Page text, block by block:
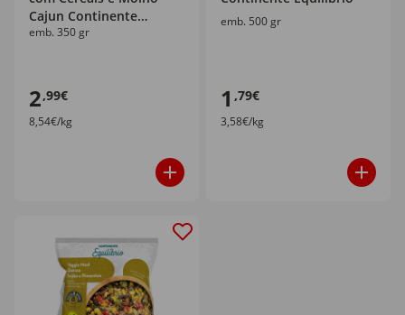
Cajun Continente
Equilíbrio
emb. 350 gr
2,99€
8,54€/kg
emb. 500 gr
1 ,79€
3,58€/kg